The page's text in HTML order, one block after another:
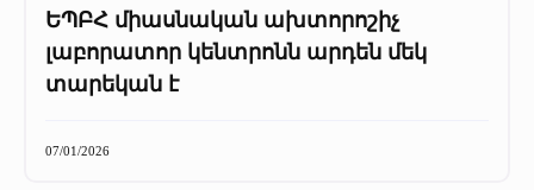
ԵՊԲՀ միասնական ախտորոշիչ
լաբորատոր կենտրոնն արդեն մեկ
տարեկան է
07/01/2026